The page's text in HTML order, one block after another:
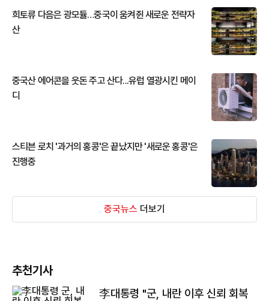
희토류 다음은 광모듈…중국이 움켜쥔 새로운 전략자
산
중국산 에어콘을 웃돈 주고 산다...유럽 열광시킨 메이
디
스티븐 로치 '과거의 홍콩'은 끝났지만 '새로운 홍콩'은
진행중
중국뉴스 더보기
추천기사
李대통령 "군, 내란 이후 신뢰 회복